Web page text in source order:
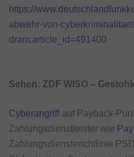
https://
abwehr-von-
dram:article_id=491400
Sehen: ZDF WISO –
Cyberangriffauf Payback-
Zahlungsdienstleister wie
Zahlungsdiensterichtlinie